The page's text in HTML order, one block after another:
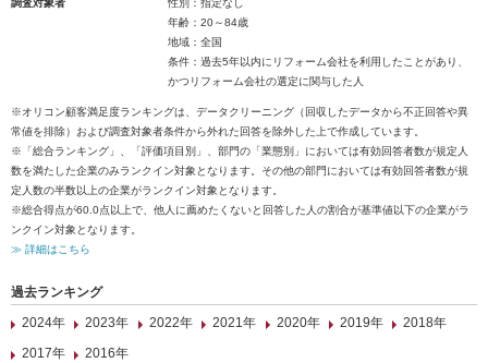
調査対象者
性別：指定なし
年齢：20～84歳
地域：全国
条件：過去5年以内にリフォーム会社を利用したことがあり、
かつリフォーム会社の選定に関与した人
※オリコン顧客満足度ランキングは、データクリーニング（回収したデータから不正回答や異
常値を排除）および調査対象者条件から外れた回答を除外した上で作成しています。
※「総合ランキング」、「評価項目別」、部門の「業態別」においては有効回答者数が規定人
数を満たした企業のみランクイン対象となります。その他の部門においては有効回答者数が規
定人数の半数以上の企業がランクイン対象となります。
※総合得点が60.0点以上で、他人に薦めたくないと回答した人の割合が基準値以下の企業がラ
ンクイン対象となります。
≫ 詳細はこちら
過去ランキング
2024年
2023年 2022年 2021年 2020年 2019年
2018年
2017年
2016年